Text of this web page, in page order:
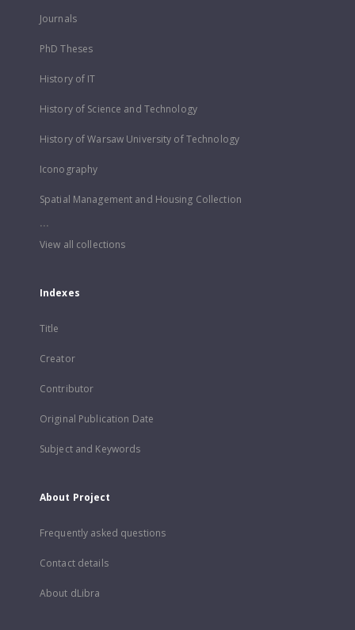
Journals
PhD Theses
History of IT
History of Science and Technology
History of Warsaw University of Technology
Iconography
Spatial Management and Housing Collection
...
View all collections
Indexes
Title
Creator
Contributor
Original Publication Date
Subject and Keywords
About Project
Frequently asked questions
Contact details
About dLibra